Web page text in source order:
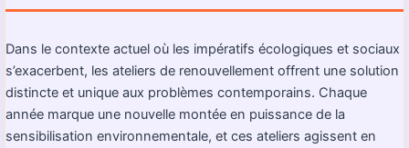
Dans le contexte actuel où les impératifs écologiques et sociaux
s’exacerbent, les ateliers de renouvellement offrent une solution
distincte et unique aux problèmes contemporains. Chaque
année marque une nouvelle montée en puissance de la
sensibilisation environnementale, et ces ateliers agissent en